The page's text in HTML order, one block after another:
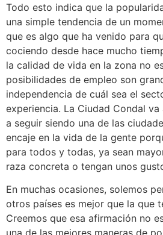
Todo esto indica que la
una simple tendencia de un
que es algo que ha venido para
cociendo desde hace mucho
la calidad de vida en la zona no
posibilidades de empleo son
independencia de cuál sea el
experiencia. La Ciudad Condal
a seguir siendo una de las
encaje en la vida de la gente
para todos y todas, ya sean
raza concreta o tengan unos
En muchas ocasiones, solemos
otros países es mejor que la que
Creemos que esa afirmación no
una de las mejores maneras de